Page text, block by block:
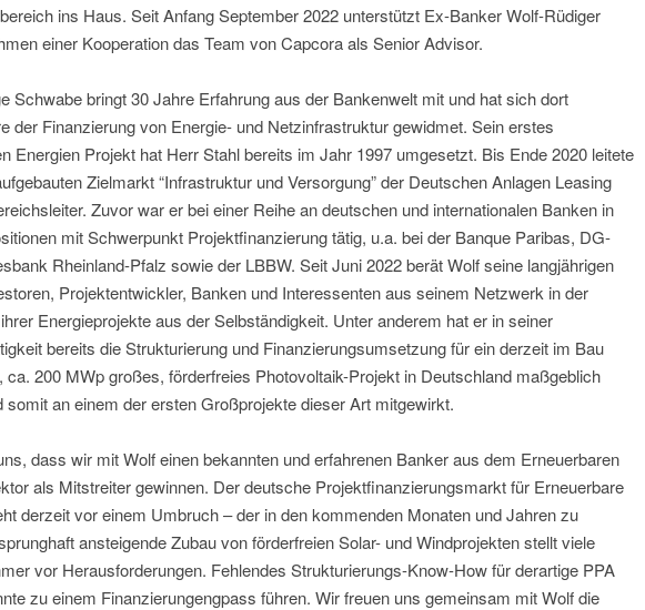
ins Haus. Seit Anfang September 2022 unterstützt Ex-Banker Wolf-Rüdiger
einer Kooperation das Team von Capcora als Senior Advisor.
Schwabe bringt 30 Jahre Erfahrung aus der Bankenwelt mit und hat sich dort
der Finanzierung von Energie- und Netzinfrastruktur gewidmet. Sein erstes
Energien Projekt hat Herr Stahl bereits im Jahr 1997 umgesetzt. Bis Ende 2020 leitete
Zielmarkt “Infrastruktur und Versorgung” der Deutschen Anlagen Leasing
Zuvor war er bei einer Reihe an deutschen und internationalen Banken in
mit Schwerpunkt Projektfinanzierung tätig, u.a. bei der Banque Paribas, DG-
Rheinland-Pfalz sowie der LBBW. Seit Juni 2022 berät Wolf seine langjährigen
Projektentwickler, Banken und Interessenten aus seinem Netzwerk in der
Energieprojekte aus der Selbständigkeit. Unter anderem hat er in seiner
bereits die Strukturierung und Finanzierungsumsetzung für ein derzeit im Bau
ca. 200 MWp großes, förderfreies Photovoltaik-Projekt in Deutschland maßgeblich
somit an einem der ersten Großprojekte dieser Art mitgewirkt.
dass wir mit Wolf einen bekannten und erfahrenen Banker aus dem Erneuerbaren
als Mitstreiter gewinnen. Der deutsche Projektfinanzierungsmarkt für Erneuerbare
derzeit vor einem Umbruch – der in den kommenden Monaten und Jahren zu
ansteigende Zubau von förderfreien Solar- und Windprojekten stellt viele
vor Herausforderungen. Fehlendes Strukturierungs-Know-How für derartige PPA
zu einem Finanzierungengpass führen. Wir freuen uns gemeinsam mit Wolf die